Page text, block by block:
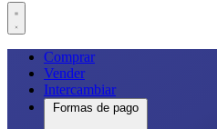
Comprar
Vender
Intercambiar
Formas de pago